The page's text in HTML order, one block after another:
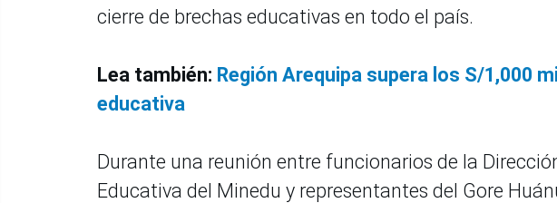
cierre de brechas educativas en todo el país.
Lea también: Región Arequipa supera los S/1,000
educativa
Durante una reunión entre funcionarios de la
Educativa del Minedu y representantes del Gore